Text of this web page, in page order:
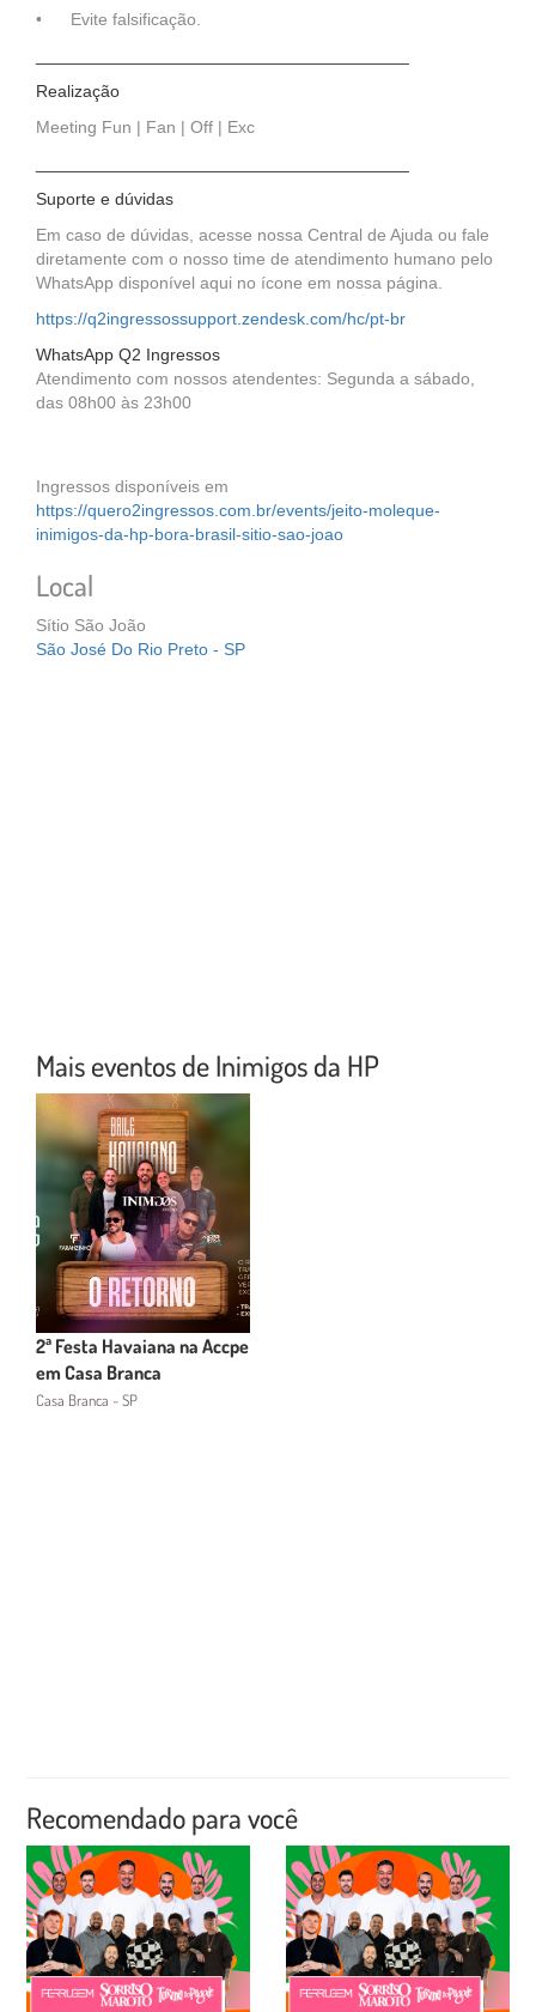
• Evite falsificação.
Realização
Meeting Fun | Fan | Off | Exc
Suporte e dúvidas
Em caso de dúvidas, acesse nossa Central de Ajuda ou fale
diretamente com o nosso time de atendimento humano pelo
WhatsApp disponível aqui no ícone em nossa página.
https://q2ingressossupport.zendesk.com/hc/pt-br
WhatsApp Q2 Ingressos
Atendimento com nossos atendentes: Segunda a sábado,
das 08h00 às 23h00
Ingressos disponíveis em
https://quero2ingressos.com.br/events/jeito-moleque-
inimigos-da-hp-bora-brasil-sitio-sao-joao
Local
Sítio São João
São José Do Rio Preto - SP
Mais eventos de Inimigos da HP
2ª Festa Havaiana na Accpe
em Casa Branca
Casa Branca - SP
Recomendado para você